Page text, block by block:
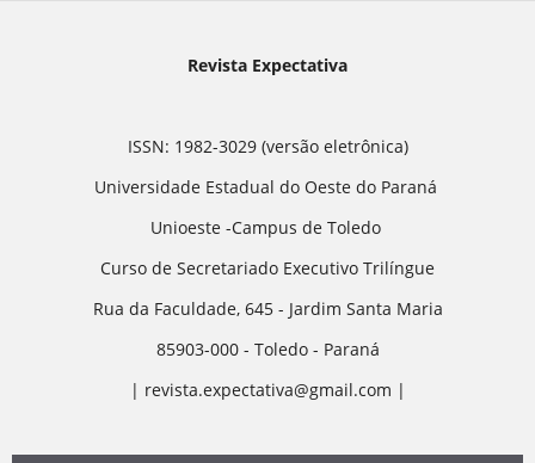
Revista Expectativa
ISSN: 1982-3029 (versão eletrônica)
Universidade Estadual do Oeste do Paraná
Unioeste -Campus de Toledo
Curso de Secretariado Executivo Trilíngue
Rua da Faculdade, 645 - Jardim Santa Maria
85903-000 - Toledo - Paraná
| revista.expectativa@gmail.com |